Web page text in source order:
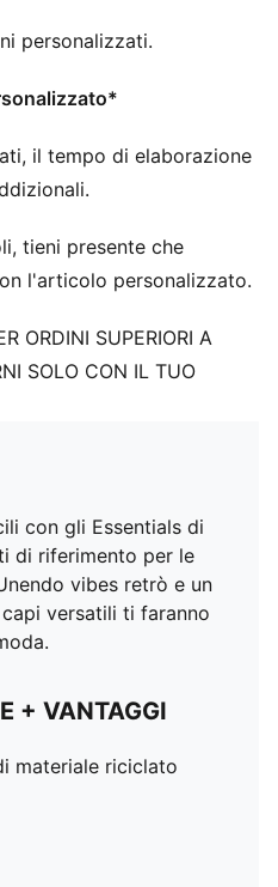
personalizzati.
il tempo di elaborazione
tieni presente che
l'articolo personalizzato.
ORDINI SUPERIORI A
SOLO CON IL TUO
con gli Essentials di
di riferimento per le
vibes retrò e un
versatili ti faranno
+ VANTAGGI
materiale riciclato